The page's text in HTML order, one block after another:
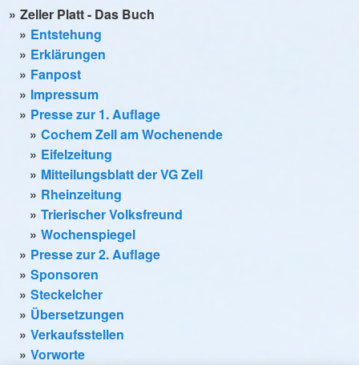
Zeller Platt - Das Buch
Entstehung
Erklärungen
Fanpost
Impressum
Presse zur 1. Auflage
Cochem Zell am Wochenende
Eifelzeitung
Mitteilungsblatt der VG Zell
Rheinzeitung
Trierischer Volksfreund
Wochenspiegel
Presse zur 2. Auflage
Sponsoren
Steckelcher
Übersetzungen
Verkaufsstellen
Vorworte